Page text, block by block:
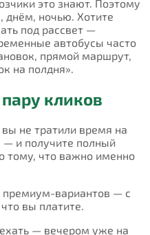
это знают. Поэтому
днём, ночью. Хотите
под рассвет —
автобусы часто
прямой маршрут,
на полдня».
пару кликов
не тратили время на
— и получите полный
тому, что важно именно
вариантов — с
вы платите.
— вечером уже на